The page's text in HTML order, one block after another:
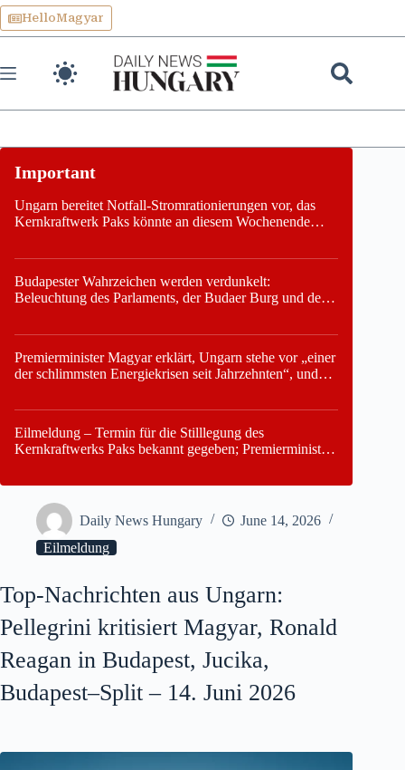
Skip
to
content
HelloMagyar
Ungarn bereitet Notfall-Stromrationierungen vor, das
Kernkraftwerk Paks könnte an diesem Wochenende
Budapester Wahrzeichen werden verdunkelt:
Beleuchtung des Parlaments, der Budaer Burg und der
Premierminister Magyar erklärt, Ungarn stehe vor „einer
der schlimmsten Energiekrisen seit Jahrzehnten“, und
Eilmeldung – Termin für die Stilllegung des
Kernkraftwerks Paks bekannt gegeben; Premierminister
Daily News Hungary
June 14, 2026
Eilmeldung
Top-Nachrichten aus Ungarn:
Pellegrini kritisiert Magyar, Ronald
Reagan in Budapest, Jucika,
Budapest–Split – 14. Juni 2026